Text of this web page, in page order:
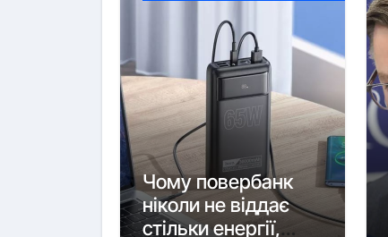
Чому повербанк
ніколи не віддає
стільки енергії,